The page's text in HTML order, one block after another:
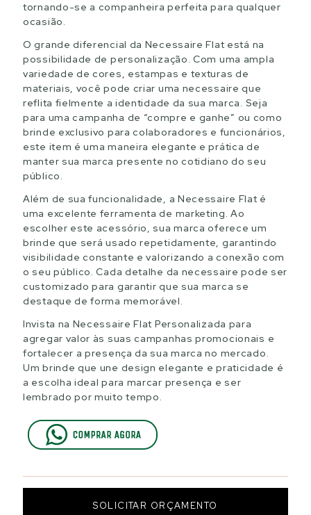
tornando-se a companheira perfeita para qualquer
ocasião.
O grande diferencial da Necessaire Flat está na
possibilidade de personalização. Com uma ampla
variedade de cores, estampas e texturas de
materiais, você pode criar uma necessaire que
reflita fielmente a identidade da sua marca. Seja
para uma campanha de “compre e ganhe” ou como
brinde exclusivo para colaboradores e funcionários,
este item é uma maneira elegante e prática de
manter sua marca presente no cotidiano do seu
público.
Além de sua funcionalidade, a Necessaire Flat é
uma excelente ferramenta de marketing. Ao
escolher este acessório, sua marca oferece um
brinde que será usado repetidamente, garantindo
visibilidade constante e valorizando a conexão com
o seu público. Cada detalhe da necessaire pode ser
customizado para garantir que sua marca se
destaque de forma memorável.
Invista na Necessaire Flat Personalizada para
agregar valor às suas campanhas promocionais e
fortalecer a presença da sua marca no mercado.
Um brinde que une design elegante e praticidade é
a escolha ideal para marcar presença e ser
lembrado por muito tempo.
SOLICITAR ORÇAMENTO